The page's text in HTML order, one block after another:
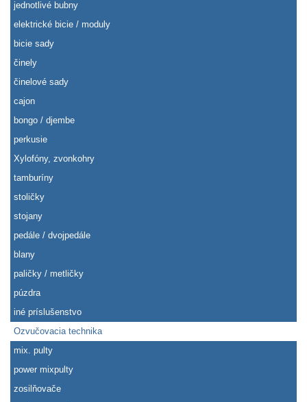
jednotlivé bubny
elektrické bicie / moduly
bicie sady
činely
činelové sady
cajon
bongo / djembe
perkusie
Xylofóny, zvonkohry
tamburíny
stoličky
stojany
pedále / dvojpedále
blany
paličky / metličky
púzdra
iné príslušenstvo
Ozvučovacia technika
mix. pulty
power mixpulty
zosilňovače